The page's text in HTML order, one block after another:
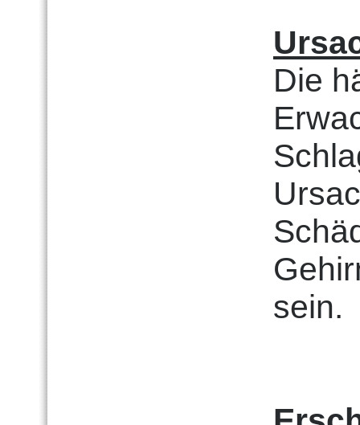
Die
sein.